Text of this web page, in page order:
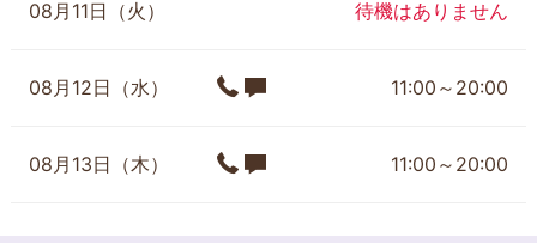
08月11日（火） 待機はありません
08月12日（水） 11:00～20:00
08月13日（木） 11:00～20:00